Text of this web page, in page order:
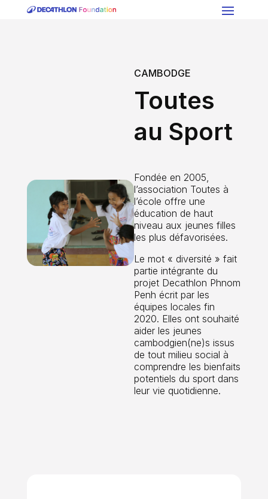
CAMBODGE
Toutes
au Sport
Fondée en 2005,
l’association Toutes à
l’école offre une
éducation de haut
niveau aux jeunes filles
les plus défavorisées.
Le mot « diversité » fait
partie intégrante du
projet Decathlon Phnom
Penh écrit par les
équipes locales fin
2020. Elles ont souhaité
aider les jeunes
cambodgien(ne)s issus
de tout milieu social à
comprendre les bienfaits
potentiels du sport dans
leur vie quotidienne.